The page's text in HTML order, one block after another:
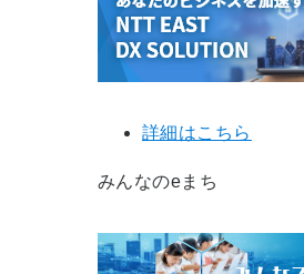
詳細はこちら
みんなのeまち